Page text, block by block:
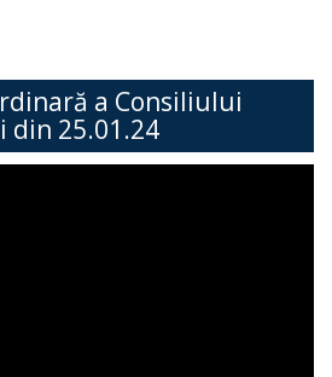
a Consiliului
din 25.01.24